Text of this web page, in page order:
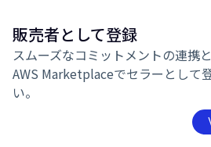
販売者として登録
スムーズなコミットメントの連携
AWS Marketplaceでセラーとして
い。